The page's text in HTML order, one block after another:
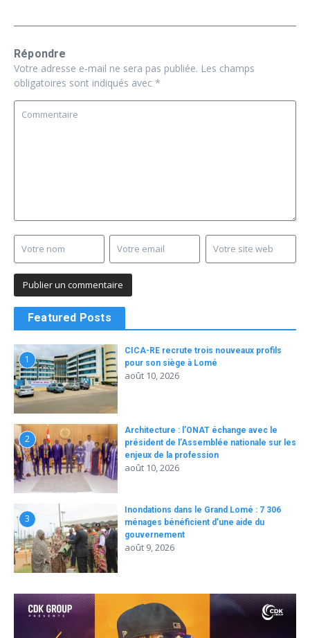
Répondre
Votre adresse e-mail ne sera pas publiée. Les champs
obligatoires sont indiqués avec *
Featured Posts
1
CICA-RE recrute trois nouveaux profils
pour son siège à Lomé
août 10, 2026
2
Architecture : l’ONAT échange avec le
président de l’Assemblée nationale sur les
enjeux de la profession
août 10, 2026
3
Inondations dans le Grand Lomé : 7 306
ménages bénéficient d’une aide du
gouvernement
août 9, 2026